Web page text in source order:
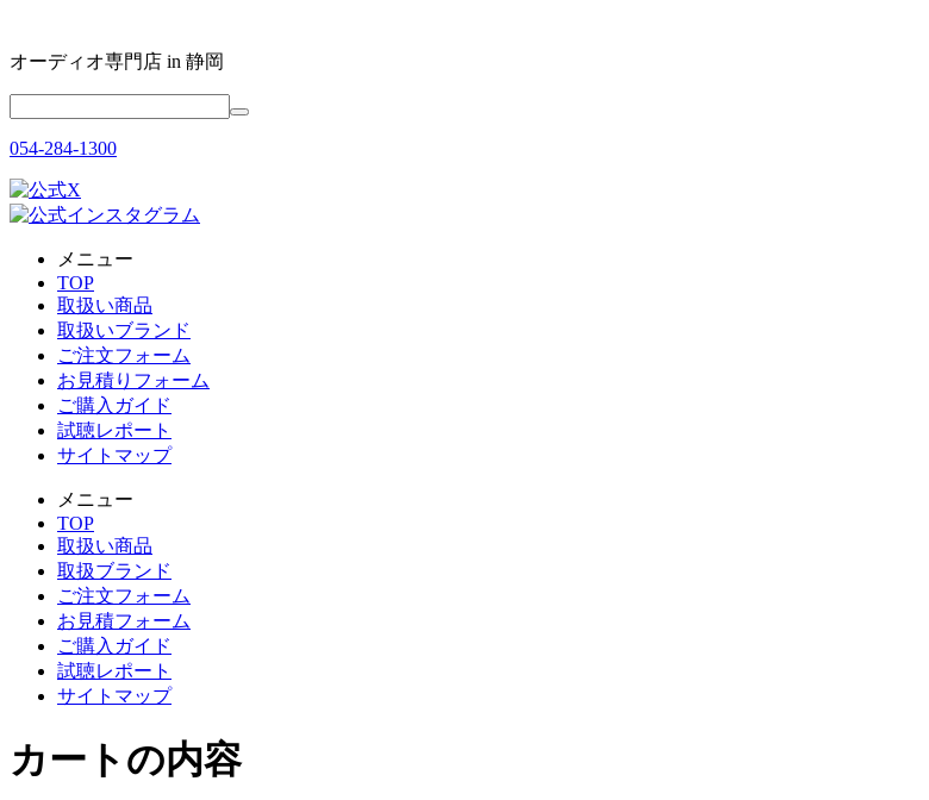
オーディオ専門店 in 静岡
054-284-1300
メニュー
TOP
取扱い商品
取扱いブランド
ご注文フォーム
お見積りフォーム
ご購入ガイド
試聴レポート
サイトマップ
メニュー
TOP
取扱い商品
取扱ブランド
ご注文フォーム
お見積フォーム
ご購入ガイド
試聴レポート
サイトマップ
カートの内容